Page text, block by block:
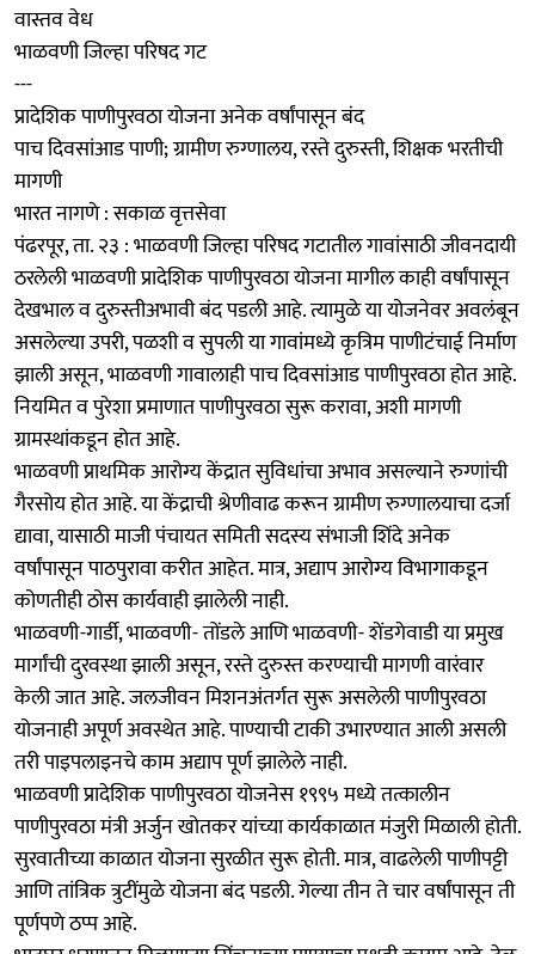
वास्तव वेध
भाळवणी जिल्हा परिषद गट
---
प्रादेशिक पाणीपुरवठा योजना अनेक वर्षांपासून बंद
पाच दिवसांआड पाणी; ग्रामीण रुग्णालय, रस्ते दुरुस्ती, शिक्षक भरतीची
मागणी
भारत नागणे : सकाळ वृत्तसेवा
पंढरपूर, ता. २३ : भाळवणी जिल्हा परिषद गटातील गावांसाठी जीवनदायी
ठरलेली भाळवणी प्रादेशिक पाणीपुरवठा योजना मागील काही वर्षांपासून
देखभाल व दुरुस्तीअभावी बंद पडली आहे. त्यामुळे या योजनेवर अवलंबून
असलेल्या उपरी, पळशी व सुपली या गावांमध्ये कृत्रिम पाणीटंचाई निर्माण
झाली असून, भाळवणी गावालाही पाच दिवसांआड पाणीपुरवठा होत आहे.
नियमित व पुरेशा प्रमाणात पाणीपुरवठा सुरू करावा, अशी मागणी
ग्रामस्थांकडून होत आहे.
भाळवणी प्राथमिक आरोग्य केंद्रात सुविधांचा अभाव असल्याने रुग्णांची
गैरसोय होत आहे. या केंद्राची श्रेणीवाढ करून ग्रामीण रुग्णालयाचा दर्जा
द्यावा, यासाठी माजी पंचायत समिती सदस्य संभाजी शिंदे अनेक
वर्षांपासून पाठपुरावा करीत आहेत. मात्र, अद्याप आरोग्य विभागाकडून
कोणतीही ठोस कार्यवाही झालेली नाही.
भाळवणी-गार्डी, भाळवणी- तोंडले आणि भाळवणी- शेंडगेवाडी या प्रमुख
मार्गांची दुरवस्था झाली असून, रस्ते दुरुस्त करण्याची मागणी वारंवार
केली जात आहे. जलजीवन मिशनअंतर्गत सुरू असलेली पाणीपुरवठा
योजनाही अपूर्ण अवस्थेत आहे. पाण्याची टाकी उभारण्यात आली असली
तरी पाइपलाइनचे काम अद्याप पूर्ण झालेले नाही.
भाळवणी प्रादेशिक पाणीपुरवठा योजनेस १९९५ मध्ये तत्कालीन
पाणीपुरवठा मंत्री अर्जुन खोतकर यांच्या कार्यकाळात मंजुरी मिळाली होती.
सुरवातीच्या काळात योजना सुरळीत सुरू होती. मात्र, वाढलेली पाणीपट्टी
आणि तांत्रिक त्रुटींमुळे योजना बंद पडली. गेल्या तीन ते चार वर्षांपासून ती
पूर्णपणे ठप्प आहे.